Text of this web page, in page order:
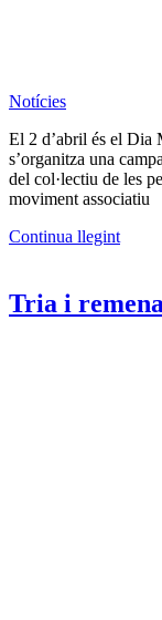
Notícies
El 2 d’abril és el Dia
s’organitza una
del col·lectiu de les
moviment associatiu
Continua llegint
Tria i